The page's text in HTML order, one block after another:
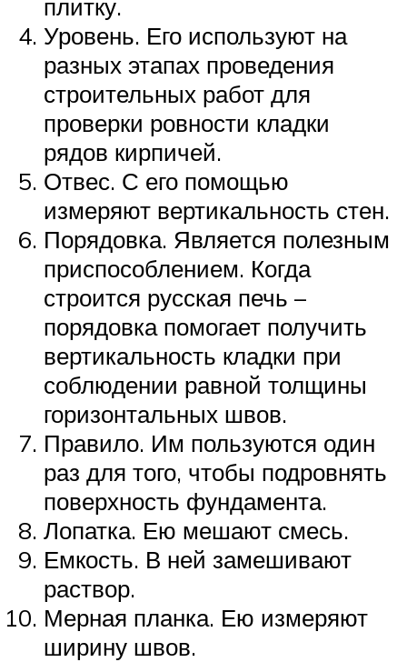
плитку.
Уровень. Его используют на
разных этапах проведения
строительных работ для
проверки ровности кладки
рядов кирпичей.
Отвес. С его помощью
измеряют вертикальность стен.
Порядовка. Является полезным
приспособлением. Когда
строится русская печь –
порядовка помогает получить
вертикальность кладки при
соблюдении равной толщины
горизонтальных швов.
Правило. Им пользуются один
раз для того, чтобы подровнять
поверхность фундамента.
Лопатка. Ею мешают смесь.
Емкость. В ней замешивают
раствор.
Мерная планка. Ею измеряют
ширину швов.